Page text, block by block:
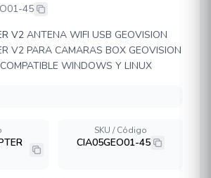
45
V2 ANTENA WIFI USB GEOVISION
V2 PARA CAMARAS BOX GEOVISION
WINDOWS Y LINUX
SKU / Código
CIA05GEO01-45